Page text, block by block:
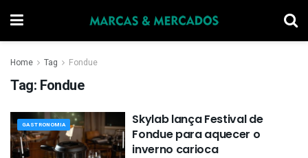
Home Tag Fondue
Tag: Fondue
GASTRONOMIA
Skylab lança Festival de
Fondue para aquecer o
inverno carioca